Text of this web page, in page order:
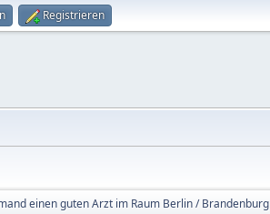
Registrieren
einen guten Arzt im Raum Berlin / Brandenburg